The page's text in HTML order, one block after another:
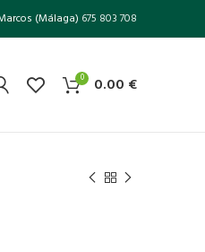
(Málaga) 675 803 708
0 0.00 €